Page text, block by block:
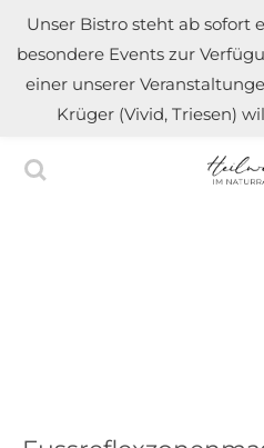
Zum
Hauptinhalt
springen
Unser Bistro steht ab sofort
besondere Events zur
einer unserer
Krüger (Vivid, Triesen)